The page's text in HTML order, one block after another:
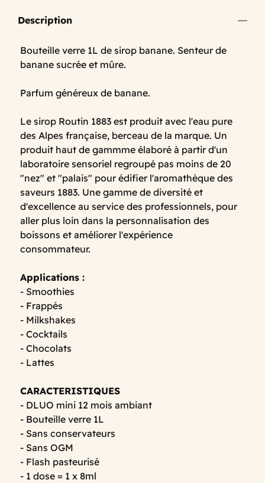
Description
Bouteille verre 1L de sirop banane. Senteur de
banane sucrée et mûre.
Parfum généreux de banane.
Le sirop Routin 1883 est produit avec l'eau pure
des Alpes française, berceau de la marque. Un
produit haut de gammme élaboré à partir d'un
laboratoire sensoriel regroupé pas moins de 20
"nez" et "palais" pour édifier l'aromathèque des
saveurs 1883. Une gamme de diversité et
d'excellence au service des professionnels, pour
aller plus loin dans la personnalisation des
boissons et améliorer l'expérience
consommateur.
Applications :
- Smoothies
- Frappés
- Milkshakes
- Cocktails
- Chocolats
- Lattes
CARACTERISTIQUES
- DLUO mini 12 mois ambiant
- Bouteille verre 1L
- Sans conservateurs
- Sans OGM
- Flash pasteurisé
- 1 dose = 1 x 8ml